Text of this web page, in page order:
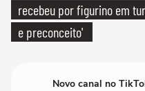
recebeu por figurino em
e preconceito'
Novo canal no